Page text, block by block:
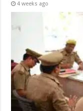
4 weeks ago